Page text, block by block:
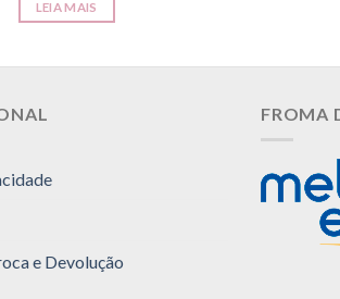
LEIA MAIS
e Devolução
FROMA